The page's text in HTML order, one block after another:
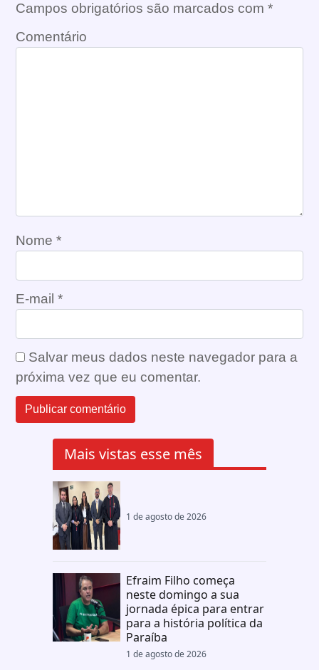
Campos obrigatórios são marcados com *
Comentário
Nome *
E-mail *
Salvar meus dados neste navegador para a
próxima vez que eu comentar.
Mais vistas esse mês
1 de agosto de 2026
Efraim Filho começa
neste domingo a sua
jornada épica para entrar
para a história política da
Paraíba
1 de agosto de 2026